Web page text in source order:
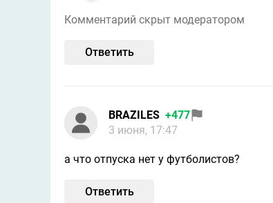
Комментарий скрыт модератором
Ответить
BRAZILES +477
3 июня, 17:47
а что отпуска нет у футболистов?
Ответить